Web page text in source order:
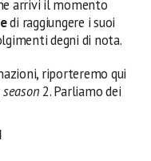
arrivi il momento
di raggiungere i suoi
degni di nota.
riporteremo qui
season2. Parliamo dei